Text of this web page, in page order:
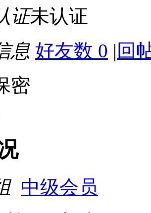
证未认证
息 好友数 0 | 回
密
中级会员